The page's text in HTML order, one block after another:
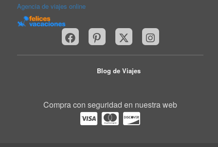
Agencia de viajes online
Blog de Viajes
Compra con seguridad en nuestra web